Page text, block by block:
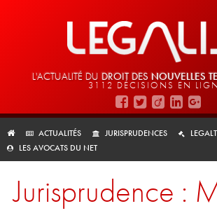
L'ACTUALITÉ DU DROIT DES NOUVELLES
3112 DÉCISIONS EN
ACTUALITÉS JURISPRUDENCES
LES AVOCATS DU NET
Jurisprudence :